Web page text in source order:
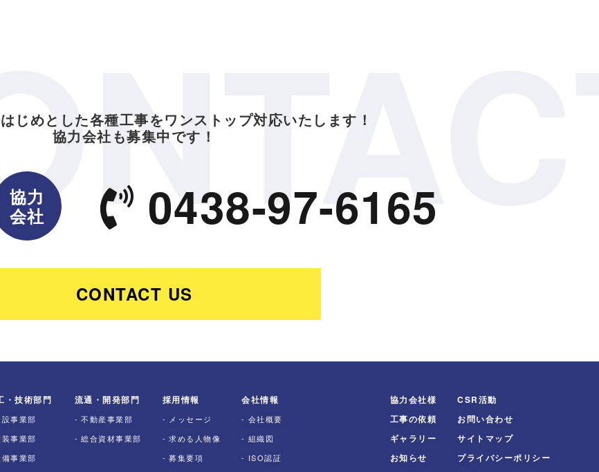
じめとした各種工事をワンストップ対応いたします！
協力会社も募集中です！
協力
会社
0438-97-6165
CONTACT US
・技術部門
事業部
事業部
事業部
流通・開発部門
不動産事業部
総合資材事業部
採用情報
メッセージ
求める人物像
募集要項
会社情報
会社概要
組織図
ISO認証
協力会社様
工事の依頼
ギャラリー
お知らせ
CSR活動
お問い合わせ
サイトマップ
プライバシーポリシー